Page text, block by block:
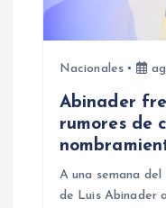
Nacionales
Abinader
rumores de
A una semana
de Luis Abinader